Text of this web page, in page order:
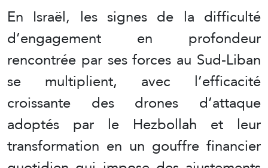
En Israël, les signes de la difficulté
d’engagement en profondeur
rencontrée par ses forces au Sud-Liban
se multiplient, avec l’efficacité
croissante des drones d’attaque
adoptés par le Hezbollah et leur
transformation en un gouffre financier